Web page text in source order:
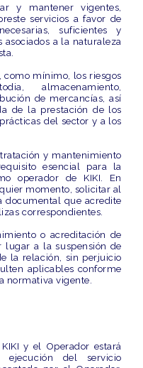
y mantener vigentes
servicios a favor de
necesarias, suficientes y
a la naturaleza
como mínimo, los riesgos
almacenamiento,
de mercancías, así
de la prestación de los
del sector y a los
y mantenimiento
esencial
para la
operador de KIKI. En
momento, solicitar al
documental que acredite
correspondientes.
o acreditación de
lugar a lasuspensión de
la relación , sin perjuicio
aplicables conforme
normativa vigente.
y el Operador estará
del servicio